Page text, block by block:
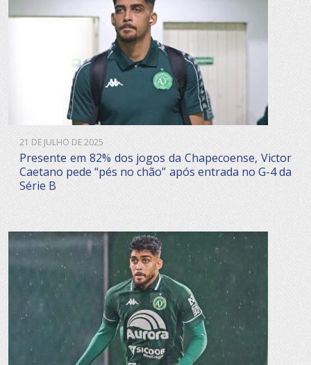
21 DE JULHO DE 2025
Presente em 82% dos jogos da Chapecoense, Victor
Caetano pede “pés no chão” após entrada no G-4 da
Série B